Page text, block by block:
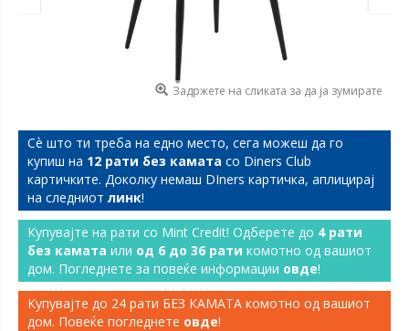
Задржете на сликата за да ја зумирате
Сѐ што ти треба на едно место, сега можеш да го
купиш на 12 рати без камата со Diners Club
картичките. Доколку немаш DIners картичка, аплицирај
на следниот линк!
Купувајте на рати со Mint Credit! Одберете до 4 рати
без камата или од 6 до 36 рати комотно од вашиот
дом. Погледнете за повеќе информации овде!
Купувајте до 24 рати БЕЗ КАМАТА комотно од вашиот
дом. Повеќе погледнете овде!